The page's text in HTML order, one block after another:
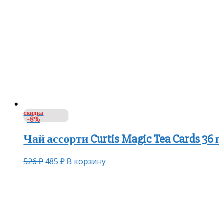
скидка
-8%
Чай ассорти Curtis Magic Tea Cards 36
526₽ 485 ₽ В корзину